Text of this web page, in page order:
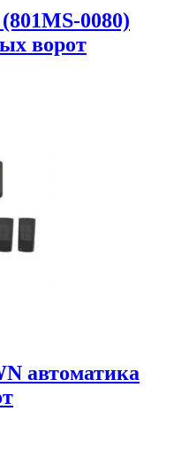
0080)
ворот
автоматика